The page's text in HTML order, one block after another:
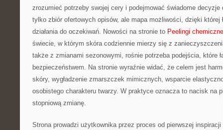
zrozumieć potrzeby swojej cery i podejmować świadome
tylko zbiór ofertowych opisów, ale mapa możliwości, dzięki której
działania do oczekiwań. Nowości na stronie to Peelingi chemiczne
świecie, w którym skóra codziennie mierzy się z
także z zmianami sezonowymi, rośnie potrzeba podejścia, które
bezpieczeństwem. Na stronie wyraźnie widać, że celem jest
skóry, wygładzenie zmarszczek mimicznych, wsparcie
osobistego charakteru twarzy. W praktyce oznacza to nacisk na
stopniową zmianę.
Strona prowadzi użytkownika przez proces od pierwszej